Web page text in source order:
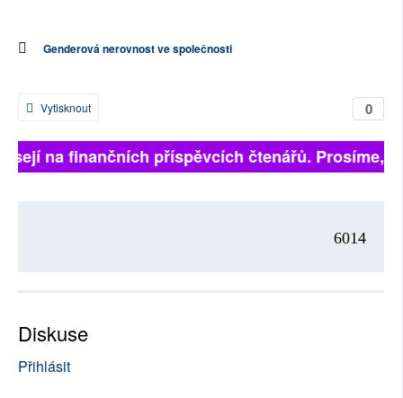
Genderová nerovnost ve společnosti
0
Vytisknout
na finančních příspěvcích čtenářů. Prosíme,
6014
Diskuse
Přihlásit